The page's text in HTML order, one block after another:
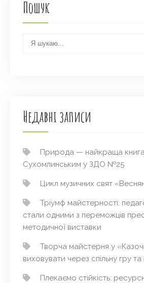
Пошук
Недавні записи
Природа — найкраща
Сухомлинським у ЗДО №25
Цикл музичних свят
Тріумф майстерності:
стали одними з переможців
методичної виставки
Творча майстерня у
виховувати через спільну гру
Плекаємо стійкість: